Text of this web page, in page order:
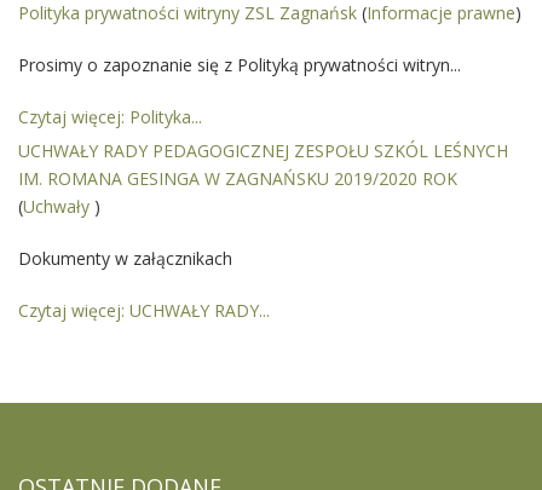
Polityka prywatności witryny ZSL Zagnańsk (Informacje prawne)
Prosimy o zapoznanie się z Polityką prywatności witryn...
Czytaj więcej: Polityka...
UCHWAŁY RADY PEDAGOGICZNEJ ZESPOŁU SZKÓL LEŚNYCH
IM. ROMANA GESINGA W ZAGNAŃSKU 2019/2020 ROK
(Uchwały )
Dokumenty w załącznikach
Czytaj więcej: UCHWAŁY RADY...